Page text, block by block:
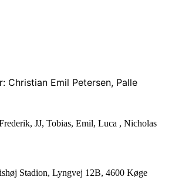
Christian Emil Petersen, Palle
JJ, Tobias, Emil, Luca , Nicholas
Stadion, Lyngvej 12B, 4600 Køge